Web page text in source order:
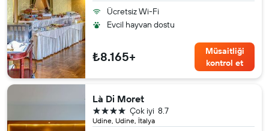
Ücretsiz Wi-Fi
Evcil hayvan dostu
₺8.165+
Müsaitliği
kontrol et
Là Di Moret
Udine, Udine, İtalya
8.7
Çok iyi
4 yıldız